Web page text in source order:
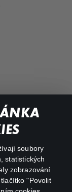
soubory
statistických
zobrazování
"Povolit